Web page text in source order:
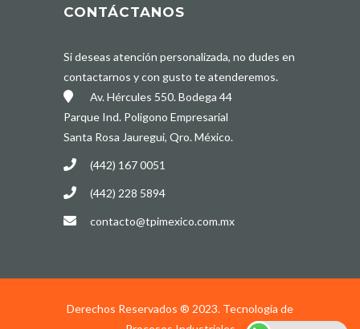
CONTÁCTANOS
Si deseas atención personalizada, no dudes en
contactarnos y con gusto te atenderemos.
Av. Hércules 550. Bodega 44
Parque Ind. Poligono Empresarial
Santa Rosa Jauregui, Qro. México.
(442) 167 0051
(442) 228 5894
contacto@tpimexico.com.mx
Derechos Reservados ® 2023. Tecnología de